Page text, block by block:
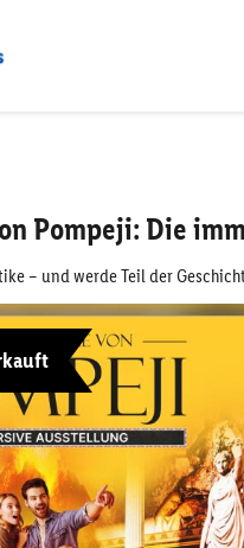
Pompeji: Die
– und werde Teil der